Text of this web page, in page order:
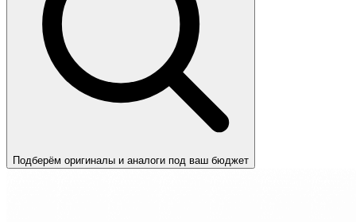
Подберём оригиналы и аналоги под ваш бюджет